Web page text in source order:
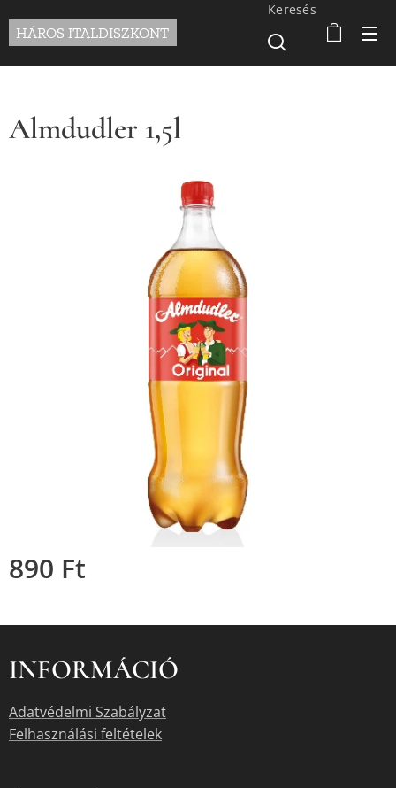
HÁROS ITALDISZKONT
Keresés
Almdudler 1,5l
890 Ft
INFORMÁCIÓ
Adatvédelmi Szabályzat
Felhasználási feltételek